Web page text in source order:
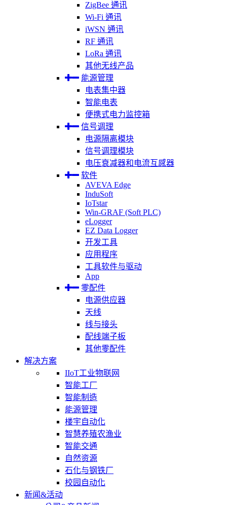
ZigBee 通讯
Wi-Fi 通讯
iWSN 通讯
RF 通讯
LoRa 通讯
其他无线产品
能源管理
电表集中器
智能电表
便携式电力监控箱
信号调理
电源隔离模块
信号调理模块
电压衰减器和电流互感器
软件
AVEVA Edge
InduSoft
IoTstar
Win-GRAF (Soft PLC)
eLogger
EZ Data Logger
开发工具
应用程序
工具软件与驱动
App
零配件
电源供应器
天线
线与接头
配线端子板
其他零配件
解决方案
IIoT工业物联网
智能工厂
智能制造
能源管理
楼宇自动化
智慧养殖农渔业
智能交通
自然资源
石化与钢铁厂
校园自动化
新闻&活动